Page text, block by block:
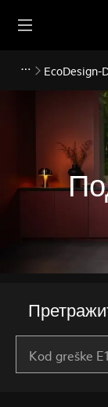
EcoDesign-